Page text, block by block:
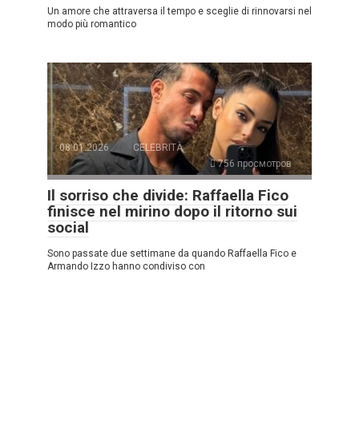
Un amore che attraversa il tempo e sceglie di rinnovarsi nel
modo più romantico
08.01.2026
CELEBRITÀ
756 просмотров
Il sorriso che divide: Raffaella Fico
finisce nel mirino dopo il ritorno sui
social
Sono passate due settimane da quando Raffaella Fico e
Armando Izzo hanno condiviso con